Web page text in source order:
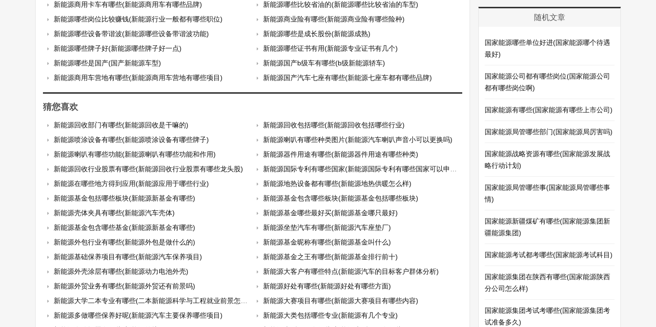
新能源商用卡车有哪些(新能源商用车有哪些品牌)
新能源哪些比较省油的(新能源哪些比较省油的车型)
新能源哪些岗位比较赚钱(新能源行业一般都有哪些职位)
新能源商业险有哪些(新能源商业险有哪些险种)
新能源哪些设备带谐波(新能源哪些设备带谐波功能)
新能源哪些是成长股份(新能源成熟)
新能源哪些牌子好(新能源哪些牌子好一点)
新能源哪些证书有用(新能源专业证书有几个)
新能源哪些是国产(国产新能源车型)
新能源国产b级车有哪些(b级新能源轿车)
新能源商用车营地有哪些(新能源商用车营地有哪些项目)
新能源国产汽车七座有哪些(新能源七座车都有哪些品牌)
猜您喜欢
新能源回收部门有哪些(新能源回收是干嘛的)
新能源回收包括哪些(新能源回收包括哪些行业)
新能源喷涂设备有哪些(新能源喷涂设备有哪些牌子)
新能源喇叭有哪些种类图片(新能源汽车喇叭声音小可以更换吗)
新能源喇叭有哪些功能(新能源喇叭有哪些功能和作用)
新能源器件用途有哪些(新能源器件用途有哪些种类)
新能源回收行业股票有哪些(新能源回收行业股票有哪些龙头股)
新能源国际专利有哪些国家(新能源国际专利有哪些国家可以申请)
新能源在哪些地方得到应用(新能源应用于哪些行业)
新能源地热设备都有哪些(新能源地热供暖怎么样)
新能源基金包括哪些板块(新能源新基金有哪些)
新能源基金包含哪些板块(新能源基金包括哪些板块)
新能源壳体夹具有哪些(新能源汽车壳体)
新能源基金哪些最好买(新能源基金哪只最好)
新能源基金包含哪些基金(新能源新基金有哪些)
新能源坐垫汽车有哪些(新能源汽车座垫厂)
新能源外包行业有哪些(新能源外包是做什么的)
新能源基金昵称有哪些(新能源基金叫什么)
新能源基础保养项目有哪些(新能源汽车保养项目)
新能源基金之王有哪些(新能源基金排行前十)
新能源外壳涂层有哪些(新能源动力电池外壳)
新能源大客户有哪些特点(新能源汽车的目标客户群体分析)
新能源外贸业务有哪些(新能源外贸还有前景吗)
新能源好处有哪些(新能源好处有哪些方面)
新能源大学二本专业有哪些(二本新能源科学与工程就业前景怎么样)
新能源大赛项目有哪些(新能源大赛项目有哪些内容)
新能源多做哪些保养好呢(新能源汽车主要保养哪些项目)
新能源大类包括哪些专业(新能源有几个专业)
随机文章
国家能源哪些单位好进(国家能源哪个待遇
最好)
国家能源公司都有哪些岗位(国家能源公司
都有哪些岗位啊)
国家能源有哪些(国家能源有哪些上市公司)
国家能源局管哪些部门(国家能源局厉害吗)
国家能源战略资源有哪些(国家能源发展战
略行动计划)
国家能源局管哪些事(国家能源局管哪些事
情)
国家能源新疆煤矿有哪些(国家能源集团新
疆能源集团)
国家能源考试都考哪些(国家能源考试科目)
国家能源集团在陕西有哪些(国家能源陕西
分公司怎么样)
国家能源集团考试考哪些(国家能源集团考
试准备多久)